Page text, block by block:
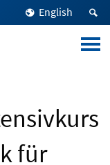
English
für